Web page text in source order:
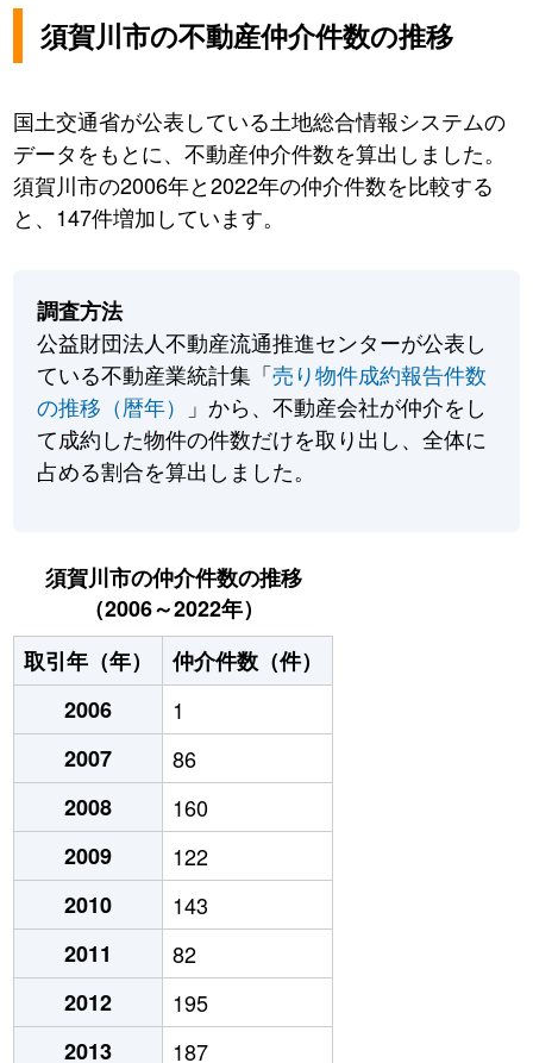
須賀川市の不動産仲介件数の推移
国土交通省が公表している土地総合情報システムの
データをもとに、不動産仲介件数を算出しました。
須賀川市の2006年と2022年の仲介件数を比較する
と、147件増加しています。
調査方法
公益財団法人不動産流通推進センターが公表し
ている不動産業統計集「売り物件成約報告件数
の推移（暦年）
」から、不動産会社が仲介をし
て成約した物件の件数だけを取り出し、全体に
占める割合を算出しました。
須賀川市の仲介件数の推移
（2006～2022年）
取引年（年）
仲介件数（件）
2006
1
2007
86
2008
160
2009
122
2010
143
2011
82
2012
195
2013
187